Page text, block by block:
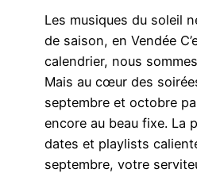
Les musiques du soleil
de saison, en Vendée
calendrier, nous
Mais au cœur des
septembre et octobre
encore au beau fixe. La
dates et playlists
septembre, votre